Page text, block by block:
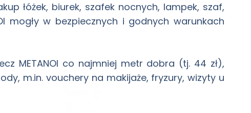
łóżek, biurek, szafek nocnych, lampek, szaf,
mogły w bezpiecznych i godnych warunkach
METANOI co najmniej metr dobra (tj. 44 zł),
m.in. vouchery na makijaże, fryzury, wizyty u